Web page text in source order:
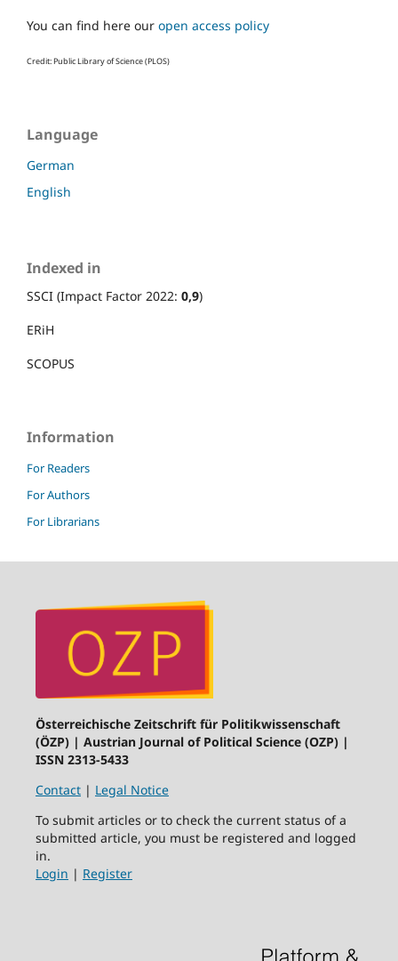
You can find here our open access policy
Credit: Public Library of Science (PLOS)
Language
German
English
Indexed in
SSCI (Impact Factor 2022: 0,9)
ERiH
SCOPUS
Information
For Readers
For Authors
For Librarians
Österreichische Zeitschrift für Politikwissenschaft
(ÖZP) | Austrian Journal of Political Science (OZP) |
ISSN 2313-5433
Contact| Legal Notice
To submit articles or to check the current status of a
submitted article, you must be registered and logged
in.
Login | Register